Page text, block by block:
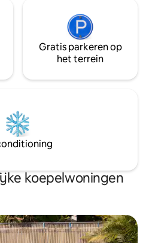
Gratis parkeren op
het terrein
koepelwoningen